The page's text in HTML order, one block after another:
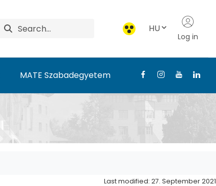
HU
Log in
MATE Szabadegyetem
Last modified: 27. September 2021